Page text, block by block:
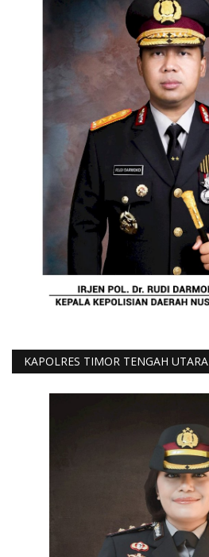
KAPOLRES TIMOR TENGAH UTARA